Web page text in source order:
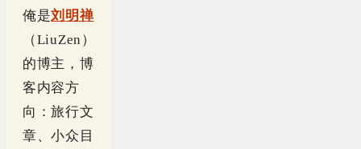
俺是刘明禅
（LiuZen）
的博主，博
客内容方
向：旅行文
章、小众目